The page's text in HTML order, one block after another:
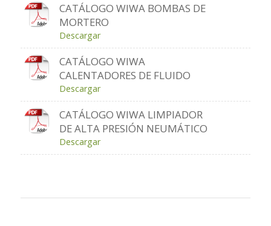
CATÁLOGO WIWA BOMBAS DE
MORTERO
Descargar
CATÁLOGO WIWA
CALENTADORES DE FLUIDO
Descargar
CATÁLOGO WIWA LIMPIADOR
DE ALTA PRESIÓN NEUMÁTICO
Descargar